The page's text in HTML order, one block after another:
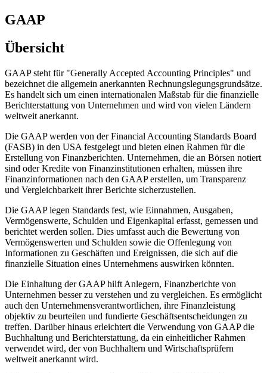
GAAP
Übersicht
GAAP steht für "Generally Accepted Accounting Principles" und
bezeichnet die allgemein anerkannten Rechnungslegungsgrundsätze.
Es handelt sich um einen internationalen Maßstab für die finanzielle
Berichterstattung von Unternehmen und wird von vielen Ländern
weltweit anerkannt.
Die GAAP werden von der Financial Accounting Standards Board
(FASB) in den USA festgelegt und bieten einen Rahmen für die
Erstellung von Finanzberichten. Unternehmen, die an Börsen notiert
sind oder Kredite von Finanzinstitutionen erhalten, müssen ihre
Finanzinformationen nach den GAAP erstellen, um Transparenz
und Vergleichbarkeit ihrer Berichte sicherzustellen.
Die GAAP legen Standards fest, wie Einnahmen, Ausgaben,
Vermögenswerte, Schulden und Eigenkapital erfasst, gemessen und
berichtet werden sollen. Dies umfasst auch die Bewertung von
Vermögenswerten und Schulden sowie die Offenlegung von
Informationen zu Geschäften und Ereignissen, die sich auf die
finanzielle Situation eines Unternehmens auswirken könnten.
Die Einhaltung der GAAP hilft Anlegern, Finanzberichte von
Unternehmen besser zu verstehen und zu vergleichen. Es ermöglicht
auch den Unternehmensverantwortlichen, ihre Finanzleistung
objektiv zu beurteilen und fundierte Geschäftsentscheidungen zu
treffen. Darüber hinaus erleichtert die Verwendung von GAAP die
Buchhaltung und Berichterstattung, da ein einheitlicher Rahmen
verwendet wird, der von Buchhaltern und Wirtschaftsprüfern
weltweit anerkannt wird.